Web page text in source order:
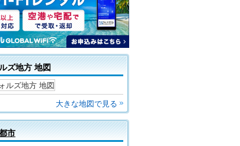
ズ地方 地図
大きな地図で見る
市